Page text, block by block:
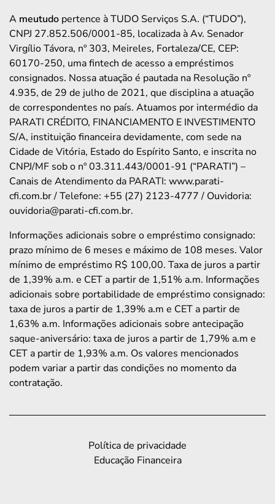
A meutudo pertence à TUDO Serviços S.A. (“TUDO”),
CNPJ 27.852.506/0001-85, localizada à Av. Senador
Virgílio Távora, nº 303, Meireles, Fortaleza/CE, CEP:
60170-250, uma fintech de acesso a empréstimos
consignados. Nossa atuação é pautada na Resolução nº
4.935, de 29 de julho de 2021, que disciplina a atuação
de correspondentes no país. Atuamos por intermédio da
PARATI CRÉDITO, FINANCIAMENTO E INVESTIMENTO
S/A, instituição financeira devidamente, com sede na
Cidade de Vitória, Estado do Espírito Santo, e inscrita no
CNPJ/MF sob o nº 03.311.443/0001-91 (“PARATI”) –
Canais de Atendimento da PARATI: www.parati-
cfi.com.br / Telefone: +55 (27) 2123-4777 / Ouvidoria:
ouvidoria@parati-cfi.com.br.
Informações adicionais sobre o empréstimo consignado:
prazo mínimo de 6 meses e máximo de 108 meses. Valor
mínimo de empréstimo R$ 100,00. Taxa de juros a partir
de 1,39% a.m. e CET a partir de 1,51% a.m. Informações
adicionais sobre portabilidade de empréstimo consignado:
taxa de juros a partir de 1,39% a.m e CET a partir de
1,63% a.m. Informações adicionais sobre antecipação
saque-aniversário: taxa de juros a partir de 1,79% a.m e
CET a partir de 1,93% a.m. Os valores mencionados
podem variar a partir das condições no momento da
contratação.
Política de privacidade
Educação Financeira